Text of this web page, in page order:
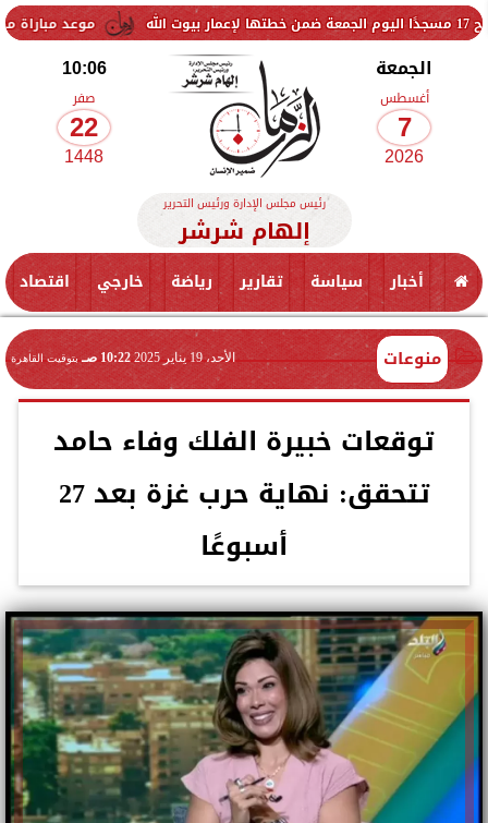
موعد مباراة مصر
الجمعة
أغسطس
7
2026
10:06
صفر
22
1448
رئيس مجلس الإدارة ورئيس التحرير
إلهام شرشر
أخبار سياسة تقارير رياضة خارجي اقتصاد
منوعات الأحد، 19 يناير 2025 10:22 صـ بتوقيت القاهرة
توقعات خبيرة الفلك وفاء حامد
تتحقق: نهاية حرب غزة بعد 27
أسبوعًا